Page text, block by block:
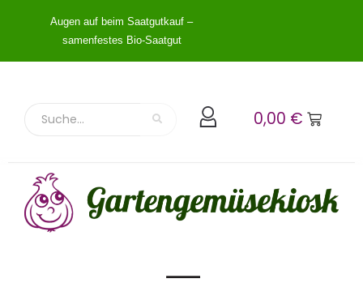
Augen auf beim Saatgutkauf –
samenfestes Bio-Saatgut
0,00 €